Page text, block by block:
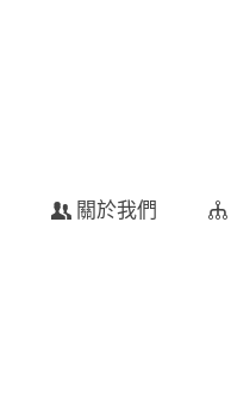
關於我們